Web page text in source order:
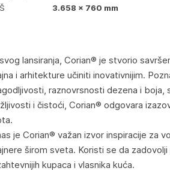
3.658 x 760 mm
lansiranja, Corian® je stvorio
i arhitekture učiniti inovativnijim.
raznovrsnosti dezena i boja,
i čistoći, Corian® odgovara
je Corian® važan izvor inspiracije za
širom sveta. Koristi se da
kupaca i vlasnika kuća.